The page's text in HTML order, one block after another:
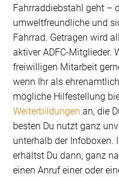
Fahrraddiebstahl geht –
umweltfreundliche und
Fahrrad. Getragen wird
aktiver ADFC-Mitglieder.
freiwilligen Mitarbeit
wenn Ihr als
mögliche Hilfestellung
Weiterbildungen an, die
besten Du nutzt ganz
unterhalb der Infoboxen.
erhältst Du dann, ganz
einen Anruf einer oder